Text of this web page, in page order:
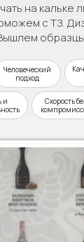
на кальке
с ТЗ.
образцы
Скорость
Человеческий
подход
и